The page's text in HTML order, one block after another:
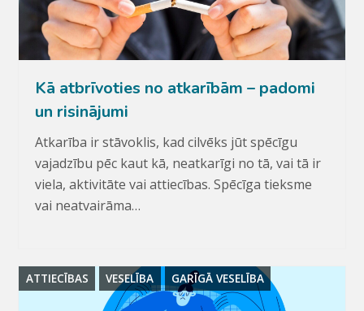
Kā atbrīvoties no atkarībām – padomi
un risinājumi
Atkarība ir stāvoklis, kad cilvēks jūt spēcīgu
vajadzību pēc kaut kā, neatkarīgi no tā, vai tā ir
viela, aktivitāte vai attiecības. Spēcīga tieksme
vai neatvairāma…
ATTIECĪBAS VESELĪBA GARĪGĀ VESELĪBA